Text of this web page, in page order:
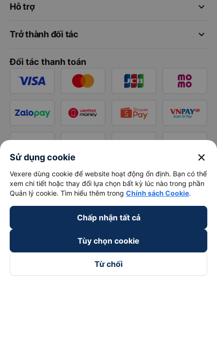
keyboard_arrow_down
Hỗ trợ
keyboard_arrow_down
Trở thành đối tác
Đối tác thanh toán
Sử dụng cookie close
Vexere dùng cookie để website hoạt động ổn định. Bạn có thể
xem chi tiết hoặc thay đổi lựa chọn bất kỳ lúc nào trong phần
Quản lý cookie. Tìm hiểu thêm trong Chính sách Cookie.
Chấp nhận tất cả
Tùy chọn cookie
Từ chối